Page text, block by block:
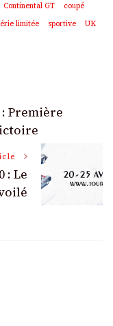
Continental GT
coupé
limitée sportive
UK
: Première
: Le